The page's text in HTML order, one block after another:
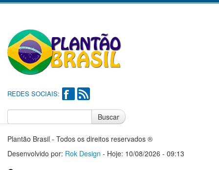
REDES SOCIAIS:
Buscar
Plantão Brasil - Todos os direitos reservados ®
Desenvolvido por: Rok Design - Hoje: 10/08/2026 - 09:13